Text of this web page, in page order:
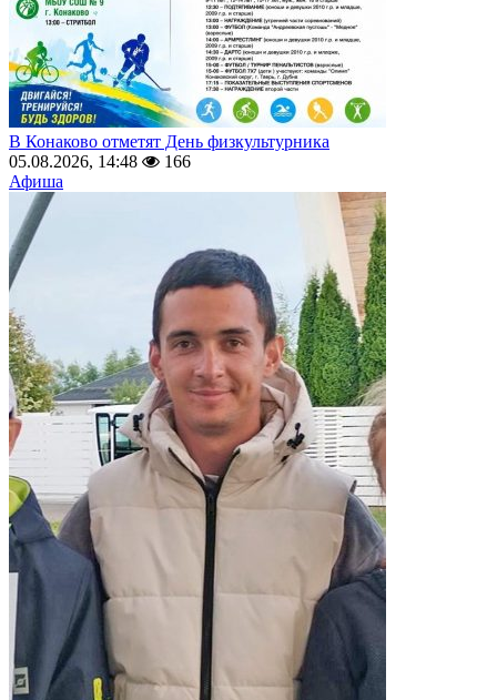
В Конаково отметят День физкультурника
05.08.2026, 14:48
166
Афиша